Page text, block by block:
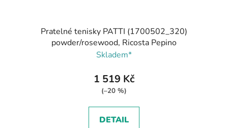
Pratelné tenisky PATTI (1700502_320)
powder/rosewood, Ricosta Pepino
Skladem*
1 519 Kč
(–20 %)
DETAIL